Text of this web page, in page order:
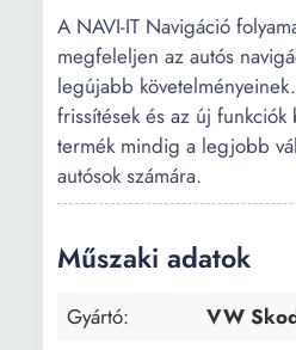
A NAVI-IT Navigáció
megfeleljen az autós
legújabb
frissítések és az új
termék mindig a legjobb
autósok számára.
Műszaki adatok
Gyártó:
VW